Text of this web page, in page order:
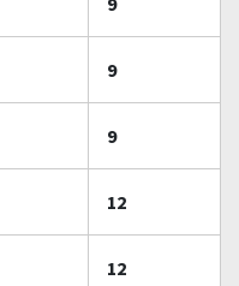
9
9
12
12